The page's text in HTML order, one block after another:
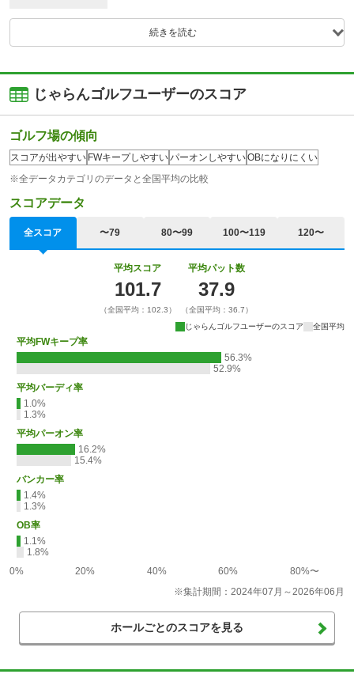
続きを読む
じゃらんゴルフユーザーのスコア
ゴルフ場の傾向
スコアが出やすい FWキープしやすいパーオンしやすいOBになりにくい
※全データカテゴリのデータと全国平均の比較
スコアデータ
全スコア 〜79 80〜99 100〜119 120〜
平均スコア
101.7
（全国平均：102.3）
平均パット数
37.9
（全国平均：36.7）
じゃらんゴルフユーザーのスコア
全国平均
平均FWキープ率
56.3%
52.9%
平均バーディ率
1.0%
1.3%
平均パーオン率
16.2%
15.4%
バンカー率
1.4%
1.3%
OB率
1.1%
1.8%
0%
20% 40% 60%
80%〜
※集計期間：2024年07月～2026年06月
ホールごとのスコアを見る